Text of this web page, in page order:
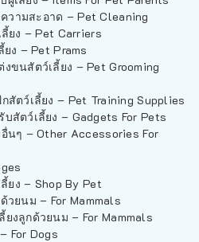
ามสะอาด – Pet Cleaning
ลี้ยง – Pet Carriers
ยง – Pet Prams
ขนสัตว์เลี้ยง – Pet Grooming
สัตว์เลี้ยง – Pet Training Supplies
บสัตว์เลี้ยง – Gadgets For Pets
นๆ – Other Accessories For
ยง – Shop By Pet
วยนม – For Mammals
ยงลูกด้วยนม – For Mammals
For Dogs